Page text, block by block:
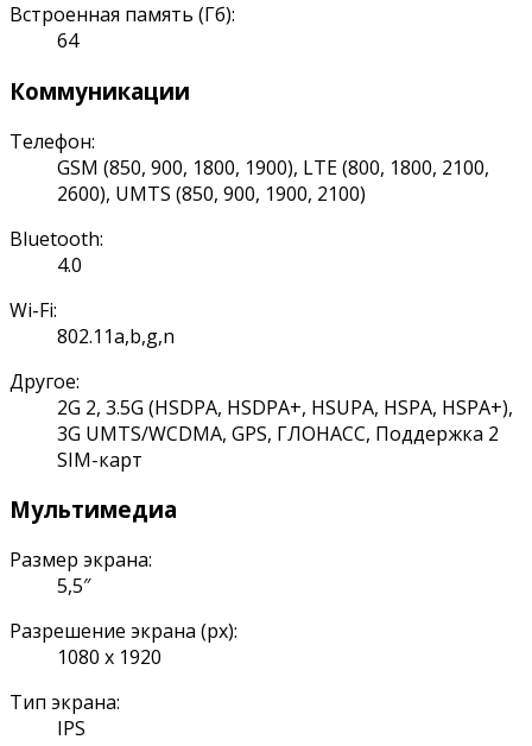
Встроенная память (Гб):
64
Коммуникации
Телефон:
GSM (850, 900, 1800, 1900), LTE (800, 1800, 2100,
2600), UMTS (850, 900, 1900, 2100)
Bluetooth:
4.0
Wi-Fi:
802.11a,b,g,n
Другое:
2G 2, 3.5G (HSDPA, HSDPA+, HSUPA, HSPA, HSPA+),
3G UMTS/WCDMA, GPS, ГЛОНАСС, Поддержка 2
SIM-карт
Мультимедиа
Размер экрана:
5,5″
Разрешение экрана (px):
1080 x 1920
Тип экрана:
IPS